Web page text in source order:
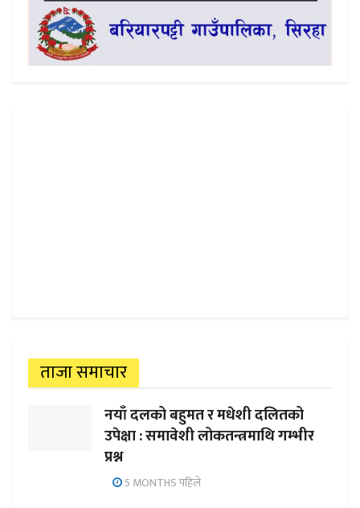
ताजा समाचार
नयाँ दलको बहुमत र मधेशी दलितको
उपेक्षा : समावेशी लोकतन्त्रमाथि गम्भीर
प्रश्न
5 MONTHS पहिले